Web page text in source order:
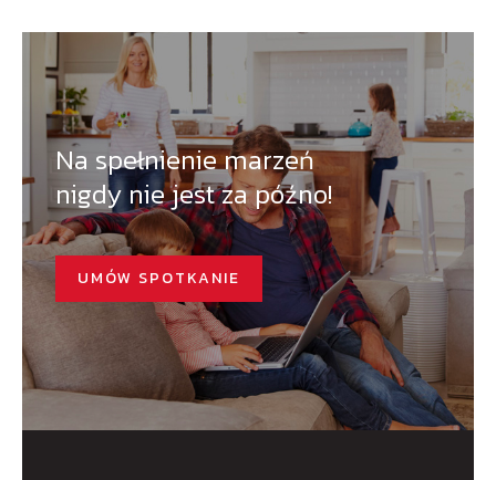
Na spełnienie marzeń
nigdy nie jest za późno!
UMÓW SPOTKANIE